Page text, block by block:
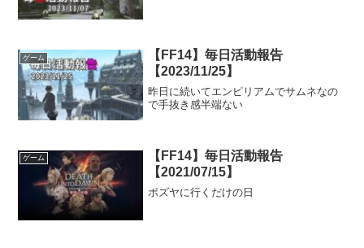
ゲーム
【FF14】毎日活動報告
【2023/11/25】
昨日に続いてエンピリアムでサムネなの
で手抜き感半端ない
ゲーム
【FF14】毎日活動報告
【2021/07/15】
ボズヤに行くだけの日